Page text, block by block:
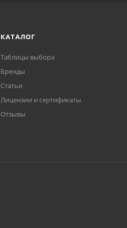
КАТАЛОГ
Таблицы выбора
Бренды
Статьи
Лицензии и сертификаты
Отзывы